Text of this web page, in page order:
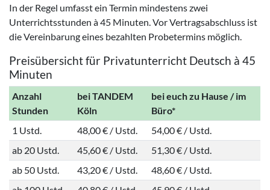
In der Regel umfasst ein Termin mindestens zwei
Unterrichtsstunden à 45 Minuten. Vor Vertragsabschluss ist
die Vereinbarung eines bezahlten Probetermins möglich.
Preisübersicht für Privatunterricht Deutsch à 45
Minuten
Anzahl
Stunden
bei TANDEM
Köln
bei euch zu Hause / im
Büro*
1 Ustd.
48,00 € / Ustd.
54,00 € / Ustd.
ab 20 Ustd.
45,60 € / Ustd.
51,30 € / Ustd.
ab 50 Ustd.
43,20 € / Ustd.
48,60 € / Ustd.